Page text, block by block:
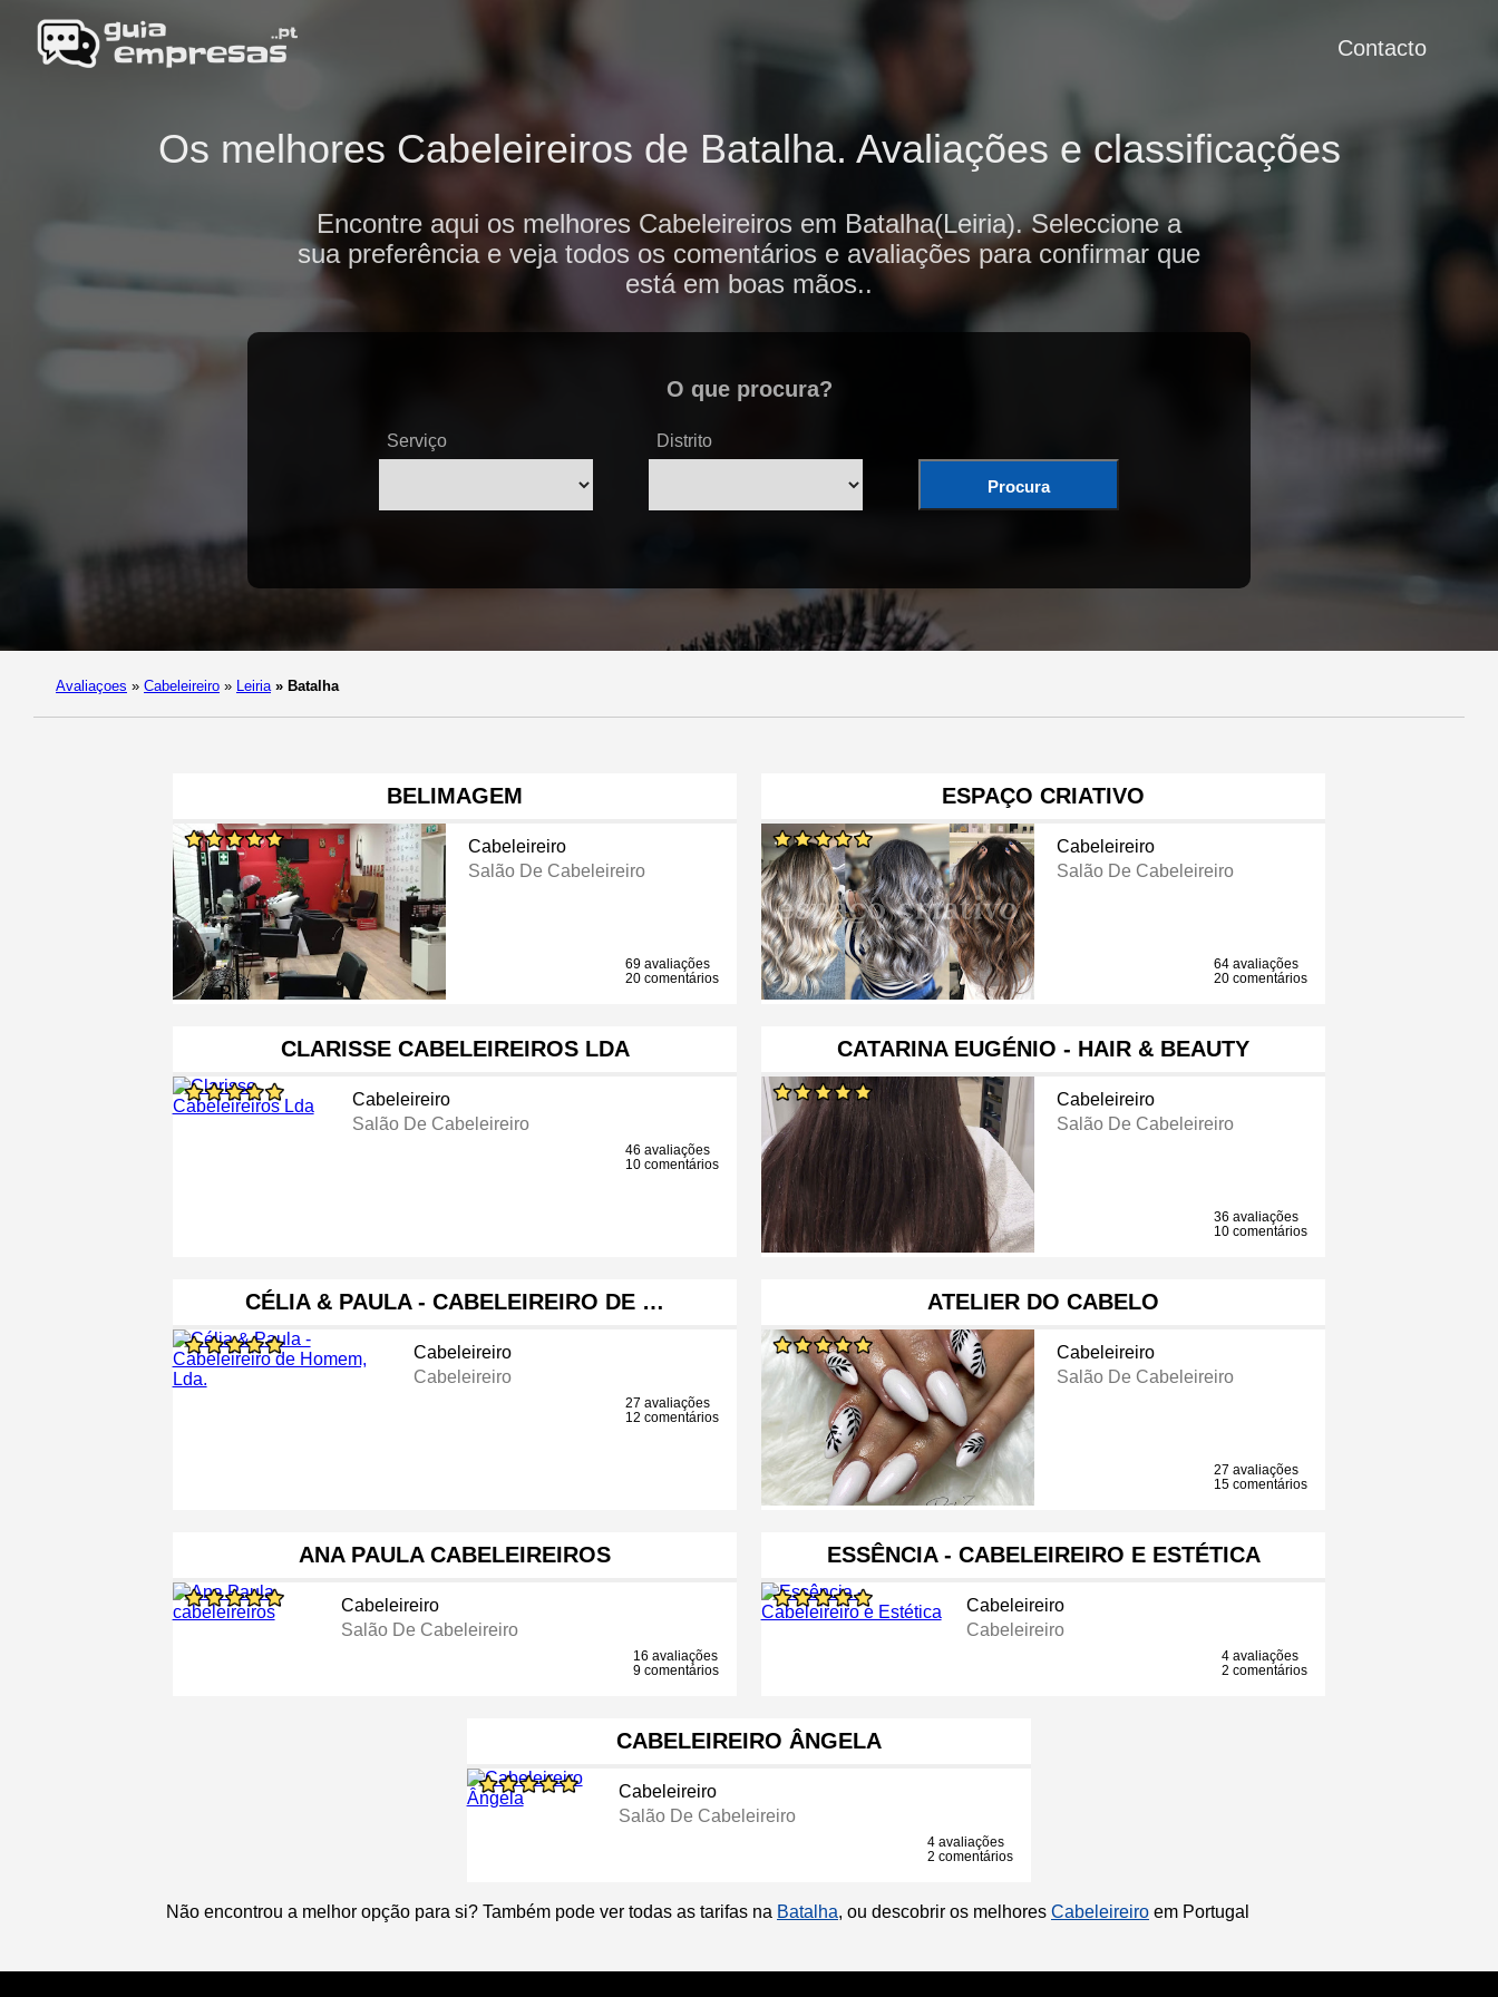
Contacto
Os melhores Cabeleireiros de Batalha. Avaliações e classificações
Encontre aqui os melhores Cabeleireiros em Batalha(Leiria). Seleccione a
sua preferência e veja todos os comentários e avaliações para confirmar que
está em boas mãos..
O que procura?
Serviço Distrito
Procura
Avaliaçoes » Cabeleireiro » Leiria » Batalha
BELIMAGEM
Cabeleireiro
Salão De Cabeleireiro
69 avaliações
20 comentários
ESPAÇO CRIATIVO
Cabeleireiro
Salão De Cabeleireiro
64 avaliações
20 comentários
CLARISSE CABELEIREIROS LDA
Cabeleireiro
Salão De Cabeleireiro
46 avaliações
10 comentários
CATARINA EUGÉNIO - HAIR & BEAUTY
Cabeleireiro
Salão De Cabeleireiro
36 avaliações
10 comentários
CÉLIA & PAULA - CABELEIREIRO DE …
Cabeleireiro
Cabeleireiro
27 avaliações
12 comentários
ATELIER DO CABELO
Cabeleireiro
Salão De Cabeleireiro
27 avaliações
15 comentários
ANA PAULA CABELEIREIROS
Cabeleireiro
Salão De Cabeleireiro
16 avaliações
9 comentários
ESSÊNCIA - CABELEIREIRO E ESTÉTICA
Cabeleireiro
Cabeleireiro
4 avaliações
2 comentários
CABELEIREIRO ÂNGELA
Cabeleireiro
Salão De Cabeleireiro
4 avaliações
2 comentários
Não encontrou a melhor opção para si? Também pode ver todas as tarifas na Batalha, ou descobrir os melhores Cabeleireiro em Portugal